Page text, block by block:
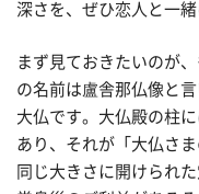
深さを、ぜひ恋人と一
まず見ておきたいのが
の名前は盧舎那仏像と
大仏です。大仏殿の柱
あり、それが「大仏さ
同じ大きさに開けられ